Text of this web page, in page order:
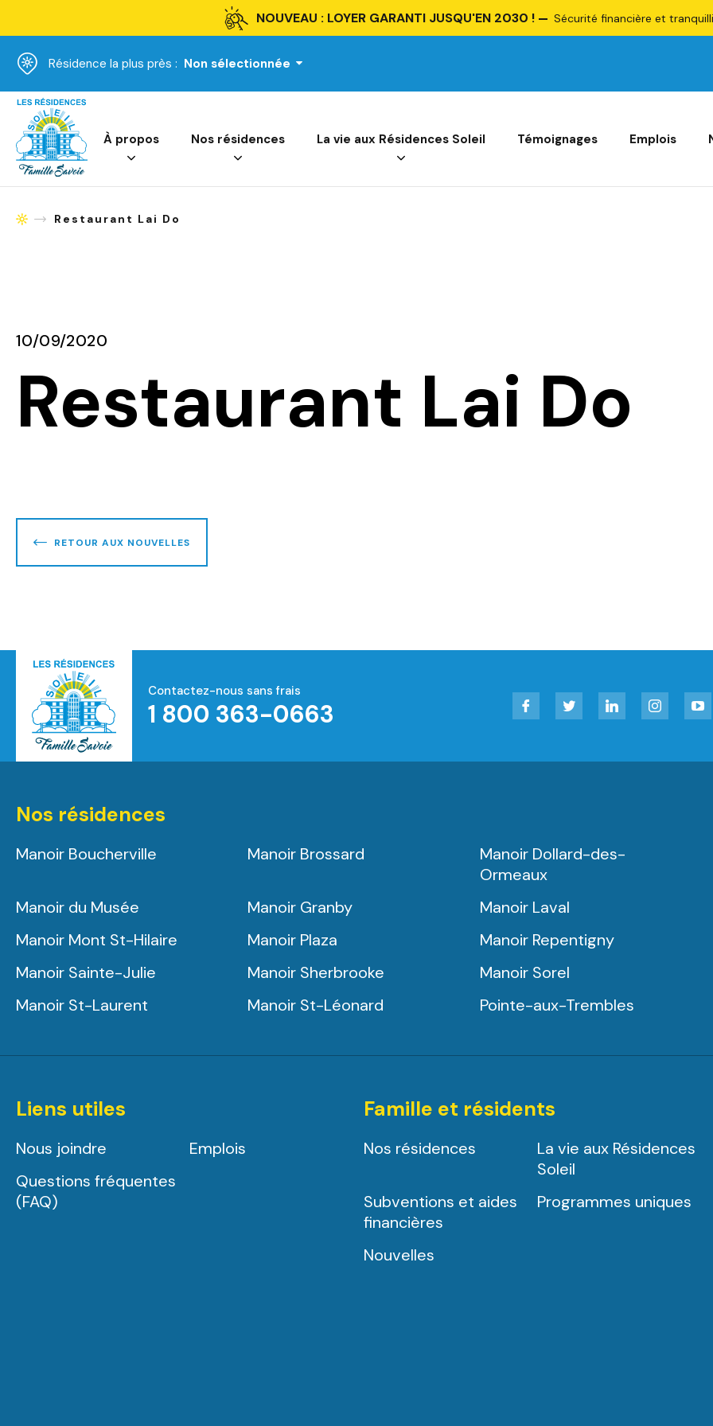
NOUVEAU : LOYER GARANTI JUSQU'EN 2030 ! Sécurité financière et
Résidence la plus près : Non sélectionnée
Accueil
À propos Nos résidences La vie aux Résidences Soleil Témoignages Emplois
AccueilRestaurant Lai Do
10/09/2020
Restaurant Lai Do
RETOUR AUX NOUVELLES
Accueil
Contactez-nous sans frais
1 800 363-0663
Facebook Twitter LinkedIn Instagram
Nos résidences
Manoir Boucherville Manoir Brossard
Manoir Dollard-des-
Ormeaux
Manoir du Musée
Manoir Granby
Manoir Laval
Manoir Mont St-Hilaire
Manoir Plaza
Manoir Repentigny
Manoir Sainte-Julie
Manoir Sherbrooke
Manoir Sorel
Manoir St-Laurent
Manoir St-Léonard Pointe-aux-Trembles
Liens utiles
Nous joindre
Emplois
Questions fréquentes
(FAQ)
Famille et résidents
Nos résidences
La vie aux Résidences
Soleil
Subventions et aides
financières
Programmes uniques
Nouvelles